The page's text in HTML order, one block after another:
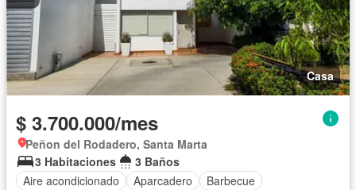
Casa
$ 3.700.000/mes
Peñon del Rodadero, Santa Marta
3 Habitaciones
3 Baños
Aire acondicionado
Aparcadero
Barbecue